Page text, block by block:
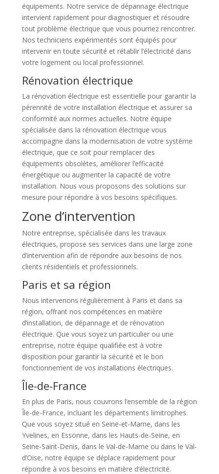
équipements. Notre service de dépannage électrique
intervient rapidement pour diagnostiquer et résoudre
tout problème électrique que vous pourriez rencontrer.
Nos techniciens expérimentés sont équipés pour
intervenir en toute sécurité et rétablir l’électricité dans
votre logement ou local professionnel.
Rénovation électrique
La rénovation électrique est essentielle pour garantir la
pérennité de votre installation électrique et assurer sa
conformité aux normes actuelles. Notre équipe
spécialisée dans la rénovation électrique vous
accompagne dans la modernisation de votre système
électrique, que ce soit pour remplacer des
équipements obsolètes, améliorer l’efficacité
énergétique ou augmenter la capacité de votre
installation. Nous vous proposons des solutions sur
mesure pour répondre à vos besoins spécifiques.
Zone d’intervention
Notre entreprise, spécialisée dans les travaux
électriques, propose ses services dans une large zone
d’intervention afin de répondre aux besoins de nos
clients résidentiels et professionnels.
Paris et sa région
Nous intervenons régulièrement à Paris et dans sa
région, offrant nos compétences en matière
d’installation, de dépannage et de rénovation
électrique. Que vous soyez un particulier ou une
entreprise, notre équipe qualifiée est à votre
disposition pour garantir la sécurité et le bon
fonctionnement de vos installations électriques.
Île-de-France
En plus de Paris, nous couvrons l’ensemble de la région
Île-de-France, incluant les départements limitrophes.
Que vous soyez situé en Seine-et-Marne, dans les
Yvelines, en Essonne, dans les Hauts-de-Seine, en
Seine-Saint-Denis, dans le Val-de-Marne ou dans le Val-
d’Oise, notre équipe se déplace rapidement pour
répondre à vos besoins en matière d’électricité.